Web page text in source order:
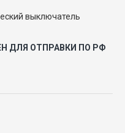
ДЛЯ ОТПРАВКИ ПО РФ